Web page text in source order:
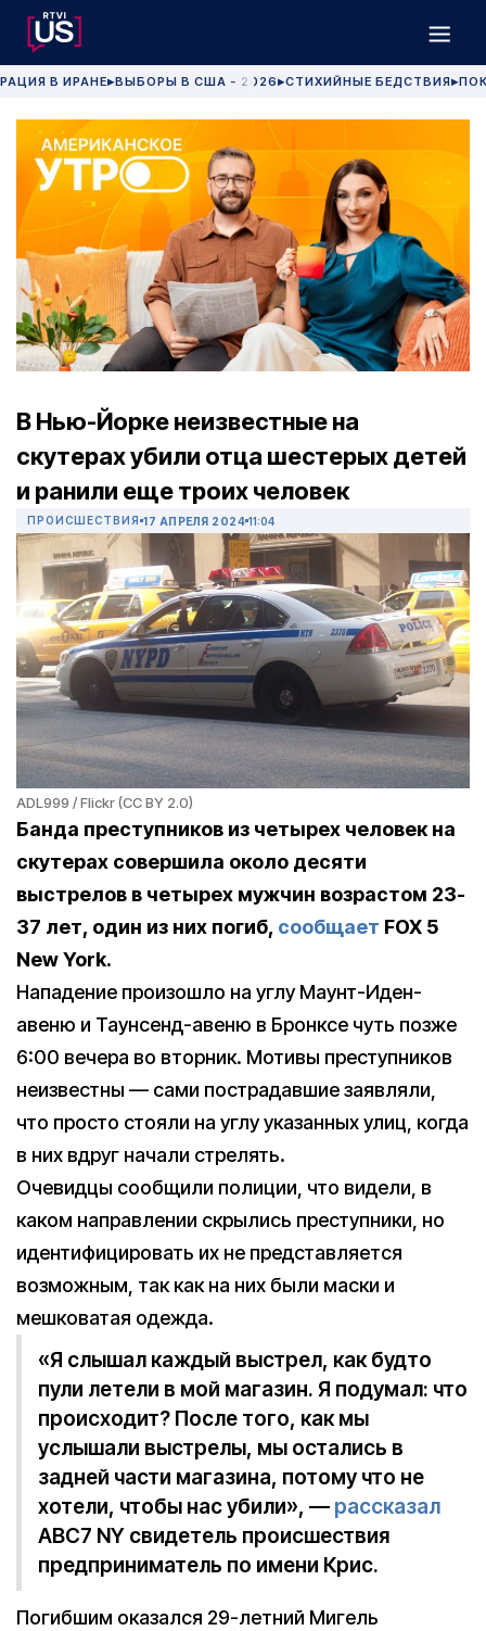
В ИРАНЕ▶ВЫБОРЫ В США - 2026 ▶СТИХИЙНЫЕ БЕДСТВИЯ▶
В Нью-Йорке неизвестные на
скутерах убили отца шестерых детей
и ранили еще троих человек
ПРОИСШЕСТВИЯ 17 АПРЕЛЯ 2024 11:04
ADL999 / Flickr (CC BY 2.0)
Банда преступников из четырех человек на
скутерах совершила около десяти
выстрелов в четырех мужчин возрастом 23-
37 лет, один из них погиб, сообщает FOX 5
New York.
Нападение произошло на углу Маунт-Иден-
авеню и Таунсенд-авеню в Бронксе чуть позже
6:00 вечера во вторник. Мотивы преступников
неизвестны — сами пострадавшие заявляли,
что просто стояли на углу указанных улиц, когда
в них вдруг начали стрелять.
Очевидцы сообщили полиции, что видели, в
каком направлении скрылись преступники, но
идентифицировать их не представляется
возможным, так как на них были маски и
мешковатая одежда.
«Я слышал каждый выстрел, как будто
пули летели в мой магазин. Я подумал: что
происходит? После того, как мы
услышали выстрелы, мы остались в
задней части магазина, потому что не
хотели, чтобы нас убили», — рассказал
ABC7 NY свидетель происшествия
предприниматель по имени Крис.
Погибшим оказался 29-летний Мигель